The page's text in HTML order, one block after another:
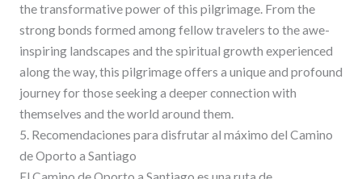
the transformative power of this pilgrimage. From the
strong bonds formed among fellow travelers to the awe-
inspiring landscapes and the spiritual growth experienced
along the way, this pilgrimage offers a unique and profound
journey for those seeking a deeper connection with
themselves and the world around them.
5. Recomendaciones para disfrutar al máximo del Camino
de Oporto a Santiago